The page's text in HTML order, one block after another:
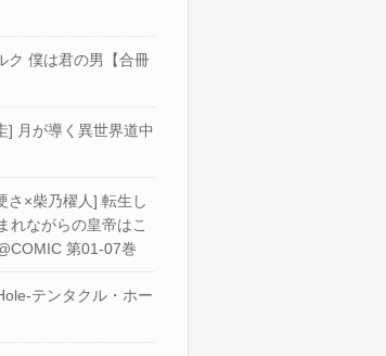
ク 僕は君の男【合冊
] 月が導く異世界道中
さ×柴乃櫂人] 転生し
れながらの皇帝はこ
第01-07巻
テンタクル・ホー